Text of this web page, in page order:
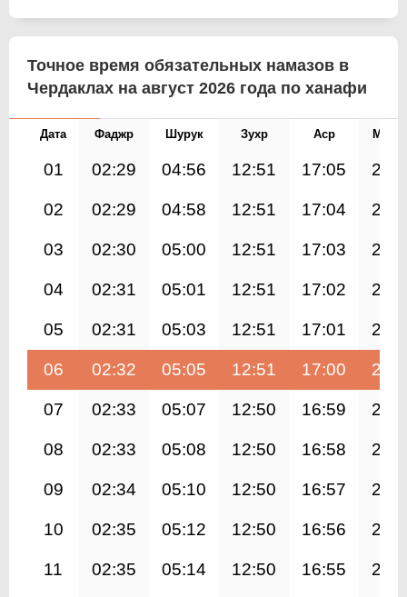
Точное время обязательных намазов в
Чердаклах на август 2026 года по ханафи
Дата Фаджр Шурук Зухр Аср
01 02:29 04:56 12:51 17:05
02 02:29 04:58 12:51 17:04
03 02:30 05:00 12:51 17:03
04 02:31 05:01 12:51 17:02
05 02:31 05:03 12:51 17:01
06 02:32 05:05 12:51 17:00
07 02:33 05:07 12:50 16:59
08 02:33 05:08 12:50 16:58
09 02:34 05:10 12:50 16:57
10 02:35 05:12 12:50 16:56
11 02:35 05:14 12:50 16:55